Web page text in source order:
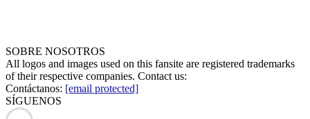
SOBRE NOSOTROS
All logos and images used on this fansite are registered trademarks
of their respective companies. Contact us:
Contáctanos: [email protected]
SÍGUENOS